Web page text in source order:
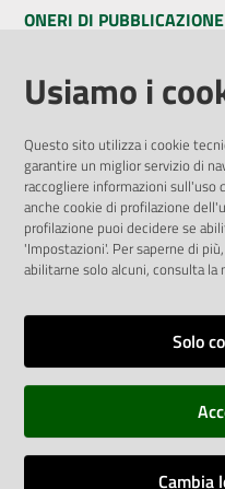
ONERI DI PUBBLICAZIONE
Amministrazione
Pubblicità legale
Privacy Policy
Attuazione Misure PNRR
Liste di Attesa
ENTI, IMPRESE E
Fatturazione Elettronica
Richiesta Patrocinio
Dichiarazione di Accessibilità
Usiamo i
Questo sito utilizza i cookie
garantire un miglior servizio di
raccogliere informazioni
anche cookie di profilazione
profilazione puoi decidere se
'Impostazioni'. Per saperne di
abilitarne solo alcuni, consulta la
Solo
Cambia